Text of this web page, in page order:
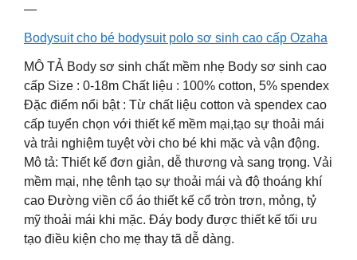
—
Bodysuit cho bé bodysuit polo sơ sinh cao cấp Ozaha
MÔ TẢ Body sơ sinh chất mềm nhẹ Body sơ sinh cao
cấp Size : 0-18m Chất liệu : 100% cotton, 5% spendex
Đặc điểm nổi bật : Từ chất liệu cotton và spendex cao
cấp tuyển chọn với thiết kế mềm mại,tạo sự thoải mái
và trải nghiệm tuyệt vời cho bé khi mặc và vận động.
Mô tả: Thiết kế đơn giản, dễ thương và sang trọng. Vải
mềm mại, nhẹ tênh tạo sự thoải mái và độ thoáng khí
cao Đường viền cổ áo thiết kế cổ tròn trơn, mỏng, tỷ
mỹ thoải mái khi mặc. Đáy body được thiết kế tối ưu
tạo điều kiện cho mẹ thay tã dễ dàng.